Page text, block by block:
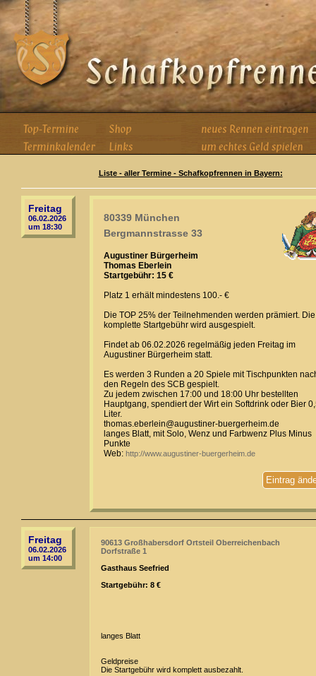
Liste - aller Termine - Schafkopfrennen in Bayern:
Freitag
06.02.2026
um 18:30
80339 München
Bergmannstrasse 33
Augustiner Bürgerheim
Thomas Eberlein
Startgebühr: 15 €
Platz 1 erhält mindestens 100.- €
Die TOP 25% der Teilnehmenden werden prämiert. Die
komplette Startgebühr wird ausgespielt.
Findet ab 06.02.2026 regelmäßig jeden Freitag im
Augustiner Bürgerheim statt.
Es werden 3 Runden a 20 Spiele mit Tischpunkten
den Regeln des SCB gespielt.
Zu jedem zwischen 17:00 und 18:00 Uhr bestellten
Hauptgang, spendiert der Wirt ein Softdrink oder Bier
Liter.
thomas.eberlein@augustiner-buergerheim.de
langes Blatt, mit Solo, Wenz und Farbwenz Plus Minus
Punkte
Web: http://www.augustiner-buergerheim.de
Eintrag
Freitag
06.02.2026
um 14:00
90613 Großhabersdorf Ortsteil Oberreichenbach
Dorfstraße 1
Gasthaus Seefried
Startgebühr: 8 €
langes Blatt
Geldpreise
Die Startgebühr wird komplett ausbezahlt.